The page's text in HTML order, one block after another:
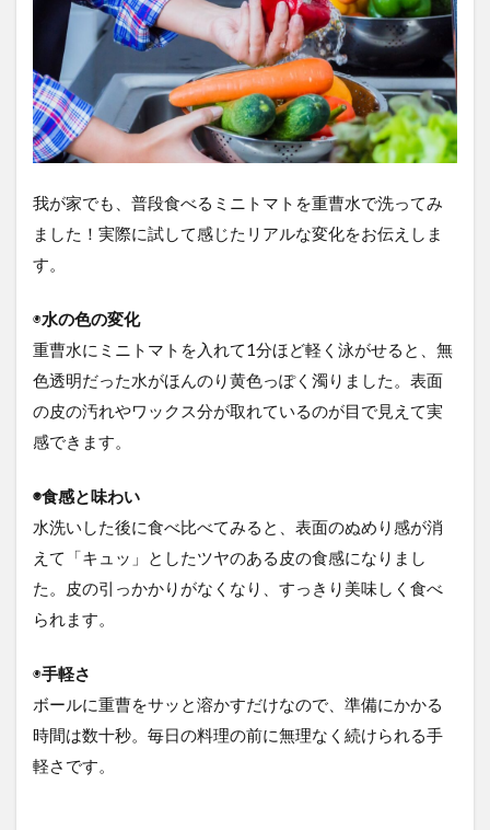
6
応援
ポチ
をお
願い
しま
す！
我が家でも、普段食べるミニトマトを重曹水で洗ってみ
ました！実際に試して感じたリアルな変化をお伝えしま
す。
◉水の色の変化
重曹水にミニトマトを入れて1分ほど軽く泳がせると、無
色透明だった水がほんのり黄色っぽく濁りました。表面
の皮の汚れやワックス分が取れているのが目で見えて実
感できます。
◉食感と味わい
水洗いした後に食べ比べてみると、表面のぬめり感が消
えて「キュッ」としたツヤのある皮の食感になりまし
た。皮の引っかかりがなくなり、すっきり美味しく食べ
られます。
◉手軽さ
ボールに重曹をサッと溶かすだけなので、準備にかかる
時間は数十秒。毎日の料理の前に無理なく続けられる手
軽さです。